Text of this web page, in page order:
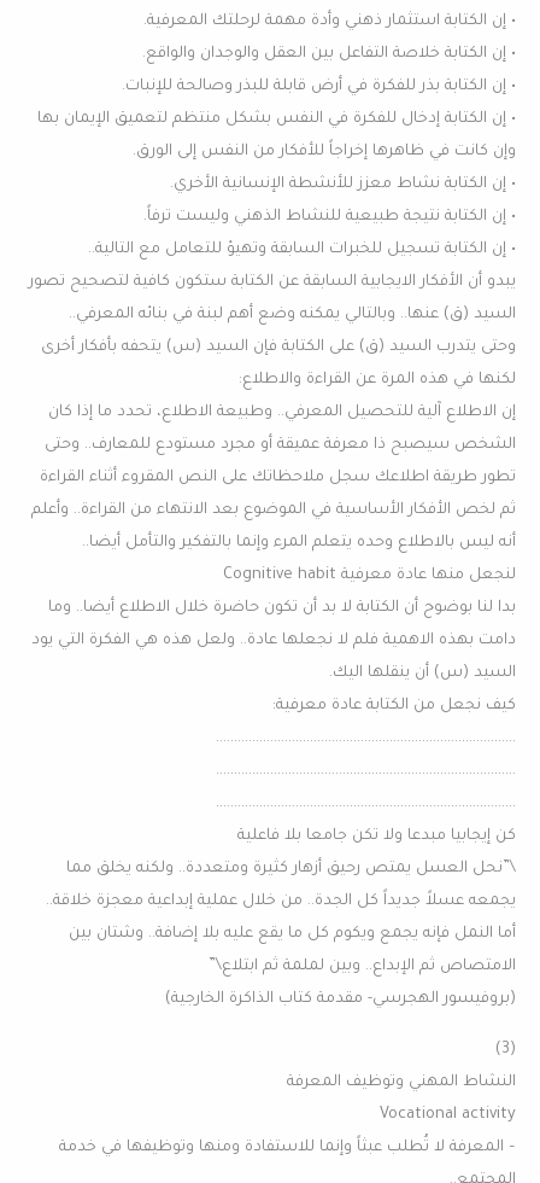
• إن الكتابة استثمار ذهني وأدة مهمة لرحلتك المعرفية.
• إن الكتابة خلاصة التفاعل بين العقل والوجدان والواقع.
• إن الكتابة بذر للفكرة في أرض قابلة للبذر وصالحة للإنبات.
• إن الكتابة إدخال للفكرة في النفس بشكل منتظم لتعميق الإيمان بها
وإن كانت في ظاهرها إخراجاً للأفكار من النفس إلى الورق.
• إن الكتابة نشاط معزز للأنشطة الإنسانية الأخري.
• إن الكتابة نتيجة طبيعية للنشاط الذهني وليست ترفاً.
• إن الكتابة تسجيل للخبرات السابقة وتهيؤ للتعامل مع التالية..
يبدو أن الأفكار الايجابية السابقة عن الكتابة ستكون كافية لتصحيح تصور
السيد (ق) عنها.. وبالتالي يمكنه وضع أهم لبنة في بنائه المعرفي..
وحتى يتدرب السيد (ق) على الكتابة فإن السيد (س) يتحفه بأفكار أخرى
لكنها في هذه المرة عن القراءة والاطلاع:
إن الاطلاع آلية للتحصيل المعرفي.. وطبيعة الاطلاع، تحدد ما إذا كان
الشخص سيصبح ذا معرفة عميقة أو مجرد مستودع للمعارف.. وحتى
تطور طريقة اطلاعك سجل ملاحظاتك على النص المقروء أثناء القراءة
ثم لخص الأفكار الأساسية في الموضوع بعد الانتهاء من القراءة.. وأعلم
أنه ليس بالاطلاع وحده يتعلم المرء وإنما بالتفكير والتأمل أيضا..
لنجعل منها عادة معرفية Cognitive habit
بدا لنا بوضوح أن الكتابة لا بد أن تكون حاضرة خلال الاطلاع أيضا.. وما
دامت بهذه الاهمية فلم لا نجعلها عادة.. ولعل هذه هي الفكرة التي يود
السيد (س) أن ينقلها اليك.
كيف نجعل من الكتابة عادة معرفية:
………………………………………………………………………..
………………………………………………………………………..
………………………………………………………………………..
كن إيجابيا مبدعا ولا تكن جامعا بلا فاعلية
\”نحل العسل يمتص رحيق أزهار كثيرة ومتعددة.. ولكنه يخلق مما
يجمعه عسلاً جديداً كل الجدة.. من خلال عملية إبداعية معجزة خلاقة..
أما النمل فإنه يجمع ويكوم كل ما يقع عليه بلا إضافة.. وشتان بين
الامتصاص ثم الإبداع.. وبين لملمة ثم ابتلاع\”
(بروفيسور الهجرسي- مقدمة كتاب الذاكرة الخارجية)
(3)
النشاط المهني وتوظيف المعرفة
Vocational activity
– المعرفة لا تُطلب عبثاً وإنما للاستفادة ومنها وتوظيفها في خدمة